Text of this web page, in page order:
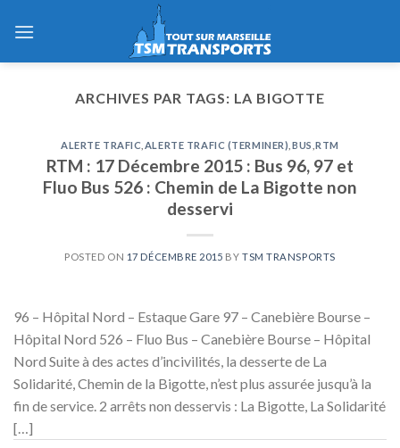
ARCHIVES PAR TAGS: LA BIGOTTE
ALERTE TRAFIC ALERTE TRAFIC (TERMINER) BUS ,RTM
RTM : 17 Décembre 2015 : Bus 96, 97 et
Fluo Bus 526 : Chemin de La Bigotte non
desservi
POSTED ON 17 DÉCEMBRE 2015 BY TSM TRANSPORTS
96 – Hôpital Nord – Estaque Gare 97 – Canebière Bourse –
Hôpital Nord 526 – Fluo Bus – Canebière Bourse – Hôpital
Nord Suite à des actes d’incivilités, la desserte de La
Solidarité, Chemin de la Bigotte, n’est plus assurée jusqu’à la
fin de service. 2 arrêts non desservis : La Bigotte, La Solidarité
[…]